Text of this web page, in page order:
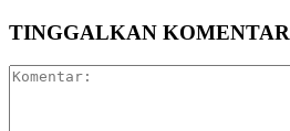
TINGGALKAN KOMENTAR